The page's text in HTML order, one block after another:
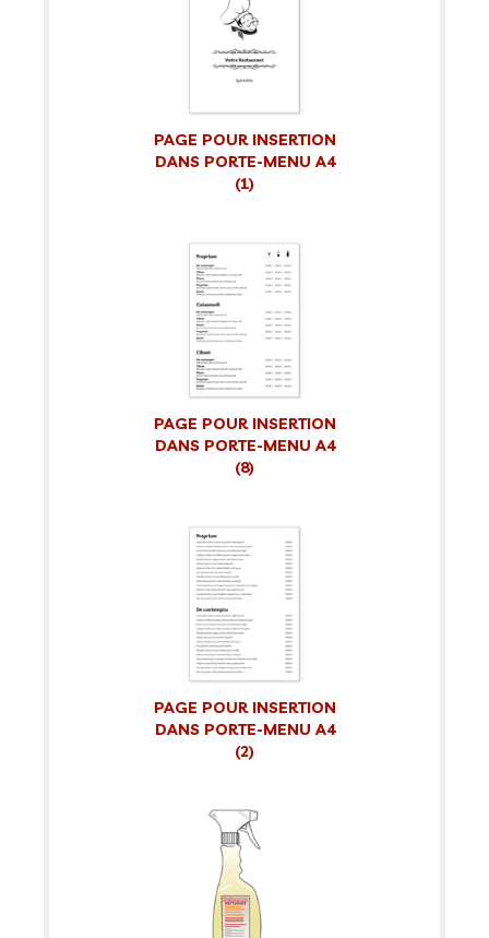
PAGE POUR INSERTION
DANS PORTE-MENU A4
(1)
PAGE POUR INSERTION
DANS PORTE-MENU A4
(8)
PAGE POUR INSERTION
DANS PORTE-MENU A4
(2)